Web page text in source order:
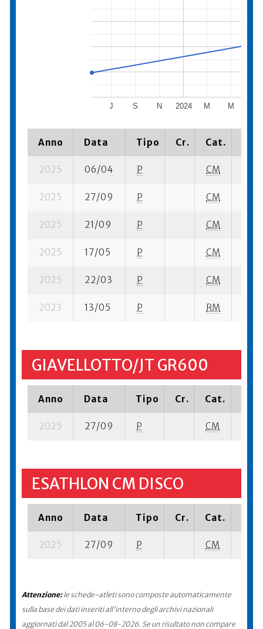
2024
J S N M M
Anno Data Tipo Cr. Cat.
2025 06/04 P CM
2025 27/09 P CM
2025 21/09 P CM
2025 17/05 P CM
2025 22/03 P CM
2023 13/05 P RM
GIAVELLOTTO/JT GR600
Anno Data Tipo Cr. Cat.
2025 27/09 P CM
ESATHLON CM DISCO
Anno Data Tipo Cr. Cat.
2025 27/09 P CM
Attenzione:le schede-atleti sono composte automaticamente
sulla base dei dati inseriti all'interno degli archivi nazionali
aggiornati dal 2005 al 06-08-2026. Se un risultato non compare